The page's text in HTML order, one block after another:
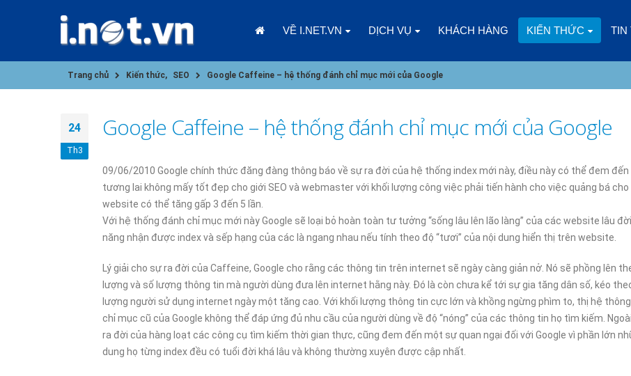
VỀ I.NET.VN DỊCH VỤ KHÁCH HÀNG KIẾN THỨC TIN
Trang chủ Kiến thức, SEO Google Caffeine – hệ thống đánh chỉ mục mới của Google
24
Th3
Google Caffeine – hệ thống đánh chỉ mục mới của Google
09/06/2010 Google chính thức đăng đàng thông báo về sự ra đời của hệ thống index mới này, điều này có thể đem
tương lai không mấy tốt đẹp cho giới SEO và webmaster với khối lượng công việc phải tiến hành cho việc quảng bá
website có thể tăng gấp 3 đến 5 lần.
Với hệ thống đánh chỉ mục mới này Google sẽ loại bỏ hoàn toàn tư tưởng “sống lâu lên lão làng” của các website lâu
năng nhận được index và sếp hạng của các là ngang nhau nếu tính theo độ “tươi” của nội dung hiển thị trên website.
Lý giải cho sự ra đời của Caffeine, Google cho rằng các thông tin trên internet sẽ ngày càng giản nở. Nó sẽ phồng lên
lượng và số lượng thông tin mà người dùng đưa lên internet hằng này. Đó là còn chưa kể tới sự gia tăng dân số, kéo
lượng người sử dụng internet ngày một tăng cao. Với khối lượng thông tin cực lớn và khồng ngừng phìm to, thị hệ
chỉ mục cũ của Google không thể đáp ứng đủ nhu cầu của người dùng về độ “nóng” của các thông tin họ tìm kiếm.
ra đời của hàng loạt các công cụ tìm kiếm thời gian thực, cũng đem đến một sự quan ngại đối với Google vì phần lớn
dung họ từng index đều có tuổi đời khá lâu và không thường xuyên được cập nhất.
NGHIỆP
09/01/2025
CHÀO NĂM MỚI 2025, CÙNG
NHÌN LẠI 2024
ĐIỀU GÌ XẢY RA KHI KINH DOANH
ONLINE MÀ CHỌN HOSTING
06/01/2025
KHÁC
03/01/2025
DOANH NGHIỆP NHỎ NÊN
GÓI SSL NÀO?
ĐĂNG KÝ HOSTING ESC
ƯU ĐÃI GIẢM 30%: CƠ
CHO WEBSITE CỦA BẠN
30/12/2024